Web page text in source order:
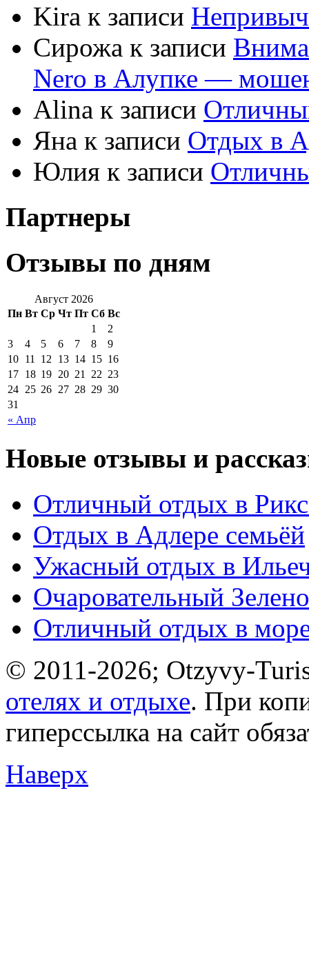
Kira к записи
Сирожа к записи
Nero в Алупке —
Alina к записи
Яна к записи Отдых в
Юлия к записи
Партнеры
Отзывы по дням
Август 2026
Пн Вт Ср Чт Пт Сб Вс
« Апр
1
2
3
4 5 6 7 8
9
10 11 12 13 14 15 16
17 18 19 20 21 22 23
24 25 26 27 28 29 30
31
Новые отзывы и
Отличный отдых в
Отдых в Адлере семьёй
Ужасный отдых в
Очаровательный
Отличный отдых в
© 2011-2026; Otzyvy-
отелях и отдыхе. При
гиперссылка на сайт
Наверх